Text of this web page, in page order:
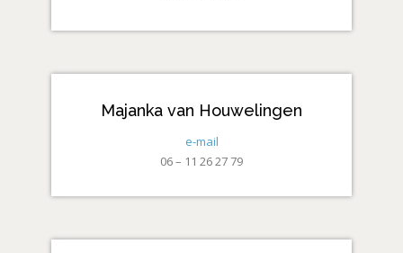
Majanka van Houwelingen
e-mail
06 – 11 26 27 79